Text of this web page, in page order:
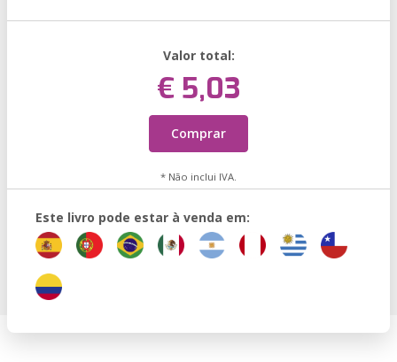
Valor total:
€ 5,03
Comprar
* Não inclui IVA.
Este livro pode estar à venda em: